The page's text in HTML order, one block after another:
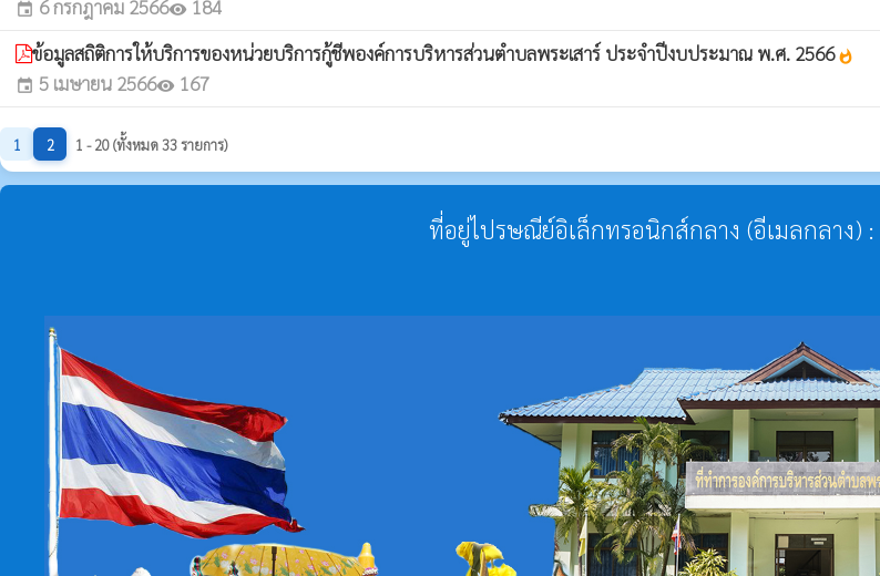
event 6 กรกฎาคม 2566visibility 184
ข้อมูลสถิติการให้บริการของหน่วยบริการกู้ชีพองค์การบริหารส่วนตำบลพระเสาร์ ประจำปีงบประมาณ พ.ศ. 2566whatshot
event 5 เมษายน 2566visibility 167
1 2 1 - 20 (ทั้งหมด 33 รายการ)
ที่อยู่ไปรษณีย์อิเล็กทรอนิกส์กลาง (อีเมลกลาง) :